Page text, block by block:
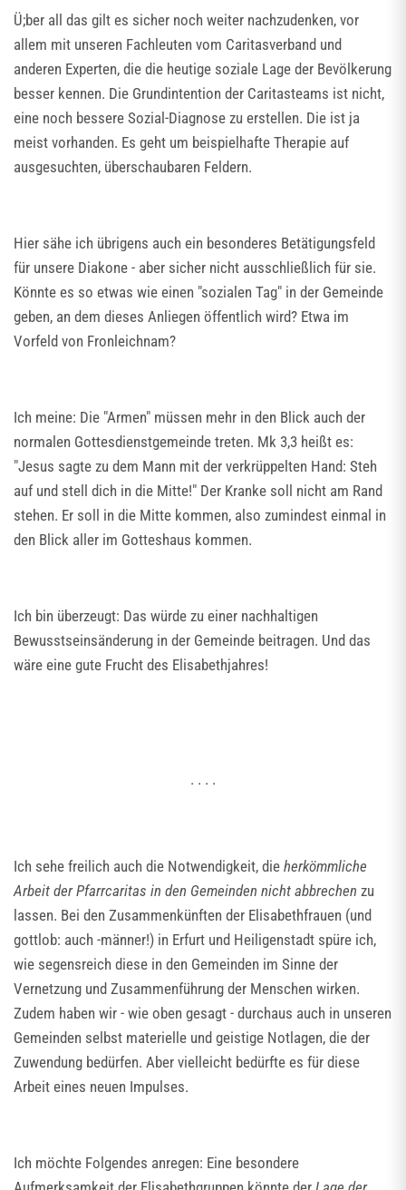
Ü;ber all das gilt es sicher noch weiter nachzudenken, vor
allem mit unseren Fachleuten vom Caritasverband und
anderen Experten, die die heutige soziale Lage der Bevölkerung
besser kennen. Die Grundintention der Caritasteams ist nicht,
eine noch bessere Sozial-Diagnose zu erstellen. Die ist ja
meist vorhanden. Es geht um beispielhafte Therapie auf
ausgesuchten, überschaubaren Feldern.
Hier sähe ich übrigens auch ein besonderes Betätigungsfeld
für unsere Diakone - aber sicher nicht ausschließlich für sie.
Könnte es so etwas wie einen "sozialen Tag" in der Gemeinde
geben, an dem dieses Anliegen öffentlich wird? Etwa im
Vorfeld von Fronleichnam?
Ich meine: Die "Armen" müssen mehr in den Blick auch der
normalen Gottesdienstgemeinde treten. Mk 3,3 heißt es:
"Jesus sagte zu dem Mann mit der verkrüppelten Hand: Steh
auf und stell dich in die Mitte!" Der Kranke soll nicht am Rand
stehen. Er soll in die Mitte kommen, also zumindest einmal in
den Blick aller im Gotteshaus kommen.
Ich bin überzeugt: Das würde zu einer nachhaltigen
Bewusstseinsänderung in der Gemeinde beitragen. Und das
wäre eine gute Frucht des Elisabethjahres!
. . . .
Ich sehe freilich auch die Notwendigkeit, die herkömmliche
Arbeit der Pfarrcaritas in den Gemeinden nicht abbrechen zu
lassen. Bei den Zusammenkünften der Elisabethfrauen (und
gottlob: auch -männer!) in Erfurt und Heiligenstadt spüre ich,
wie segensreich diese in den Gemeinden im Sinne der
Vernetzung und Zusammenführung der Menschen wirken.
Zudem haben wir - wie oben gesagt - durchaus auch in unseren
Gemeinden selbst materielle und geistige Notlagen, die der
Zuwendung bedürfen. Aber vielleicht bedürfte es für diese
Arbeit eines neuen Impulses.
Ich möchte Folgendes anregen: Eine besondere